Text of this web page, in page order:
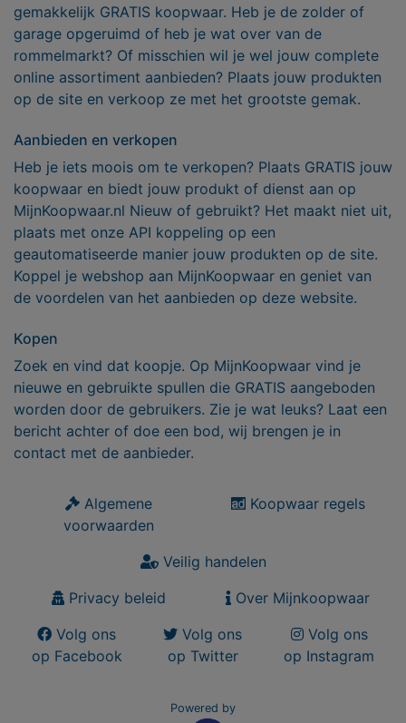
gemakkelijk GRATIS koopwaar. Heb je de zolder of
garage opgeruimd of heb je wat over van de
rommelmarkt? Of misschien wil je wel jouw complete
online assortiment aanbieden? Plaats jouw produkten
op de site en verkoop ze met het grootste gemak.
Aanbieden en verkopen
Heb je iets moois om te verkopen? Plaats GRATIS jouw
koopwaar en biedt jouw produkt of dienst aan op
MijnKoopwaar.nl Nieuw of gebruikt? Het maakt niet uit,
plaats met onze API koppeling op een
geautomatiseerde manier jouw produkten op de site.
Koppel je webshop aan MijnKoopwaar en geniet van
de voordelen van het aanbieden op deze website.
Kopen
Zoek en vind dat koopje. Op MijnKoopwaar vind je
nieuwe en gebruikte spullen die GRATIS aangeboden
worden door de gebruikers. Zie je wat leuks? Laat een
bericht achter of doe een bod, wij brengen je in
contact met de aanbieder.
Algemene
voorwaarden
Koopwaar regels
Veilig handelen
Privacy beleid
Over Mijnkoopwaar
Volg ons
op Facebook
Volg ons
op Twitter
Volg ons
op Instagram
Powered by